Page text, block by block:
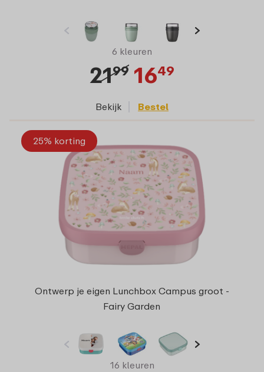
6 kleuren
2199 1649
Bekijk Bestel
25% korting
Ontwerp je eigen Lunchbox Campus groot -
Fairy Garden
16 kleuren